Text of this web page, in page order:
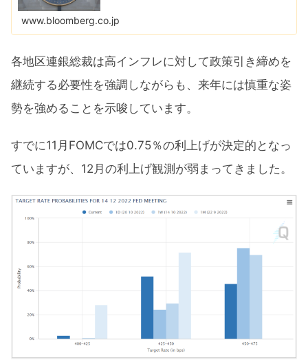
www.bloomberg.co.jp
各地区連銀総裁は高インフレに対して政策引き締めを
継続する必要性を強調しながらも、来年には慎重な姿
勢を強めることを示唆しています。
すでに11月FOMCでは0.75％の利上げが決定的となっ
ていますが、12月の利上げ観測が弱まってきました。